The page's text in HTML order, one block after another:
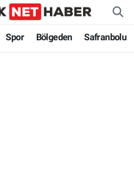
Spor Bölgeden Safranbolu